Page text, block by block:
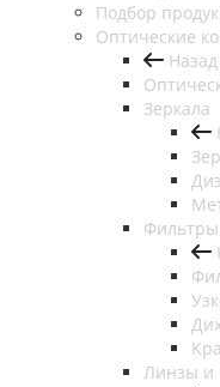
Подбор
Оптические
Назад
Зеркала
Фильтры
Линзы и